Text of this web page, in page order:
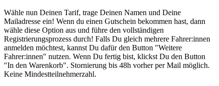
Wähle nun Deinen Tarif, trage Deinen Namen und Deine
Mailadresse ein! Wenn du einen Gutschein bekommen hast, dann
wähle diese Option aus und führe den vollständigen
Registrierungsprozess durch! Falls Du gleich mehrere Fahrer:innen
anmelden möchtest, kannst Du dafür den Button "Weitere
Fahrer:innen" nutzen. Wenn Du fertig bist, klickst Du den Button
"In den Warenkorb". Stornierung bis 48h vorher per Mail möglich.
Keine Mindestteilnehmerzahl.